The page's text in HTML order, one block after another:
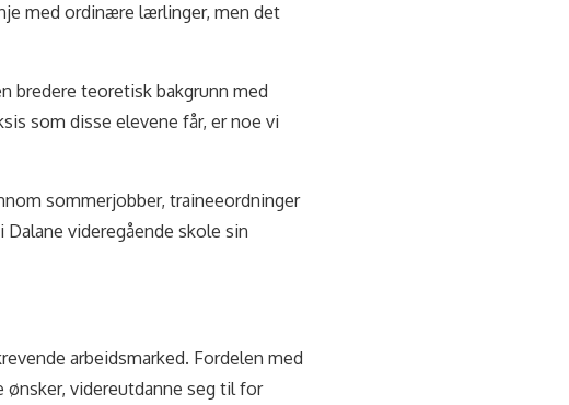
med ordinære lærlinger, men det
bredere teoretisk bakgrunn med
som disse elevene får, er noe vi
sommerjobber, traineeordninger
videregående skole sin
arbeidsmarked. Fordelen med
ønsker, videreutdanne seg til for